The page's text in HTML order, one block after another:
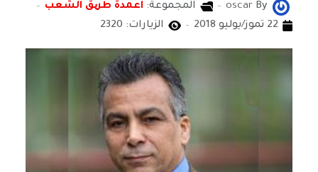
By
oscar المجموعة: آعمدة طریق الشعب
22 تموز/يوليو 2018
الزيارات: 2320